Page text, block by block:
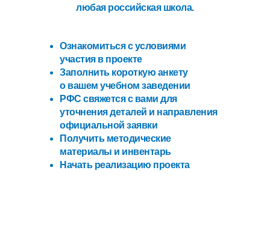
любая российская школа.
Ознакомиться с условиями
участия в проекте
Заполнить короткую анкету
о вашем учебном заведении
РФС свяжется с вами для
уточнения деталей и направления
официальной заявки
Получить методические
материалы и инвентарь
Начать реализацию проекта